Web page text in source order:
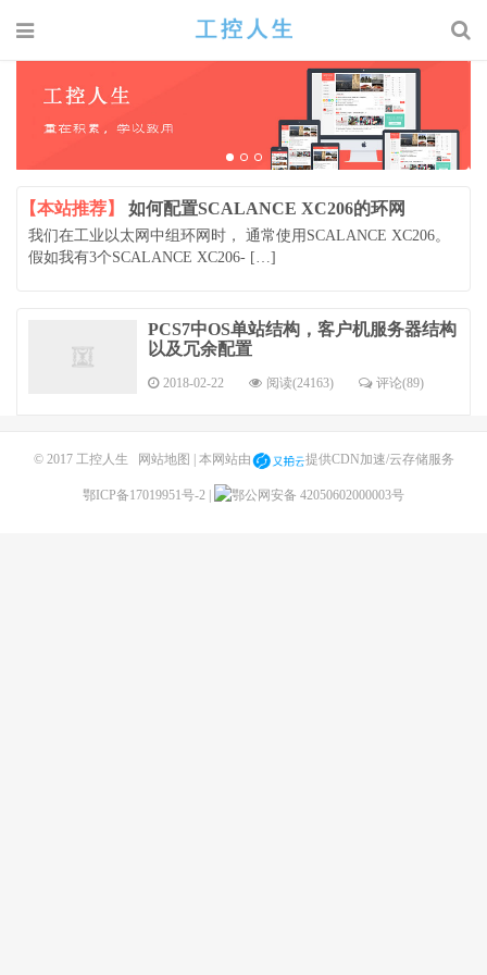
【本站推荐】 如何配置SCALANCE XC206的环网
我们在工业以太网中组环网时， 通常使用SCALANCE XC206。
假如我有3个SCALANCE XC206- […]
PCS7中OS单站结构，客户机服务器结构
以及冗余配置
2018-02-22 阅读(24163) 评论(89)
© 2017 工控人生 网站地图 | 本网站由 提供CDN加速/云存储服务
鄂ICP备17019951号-2 鄂公网安备 42050602000003号